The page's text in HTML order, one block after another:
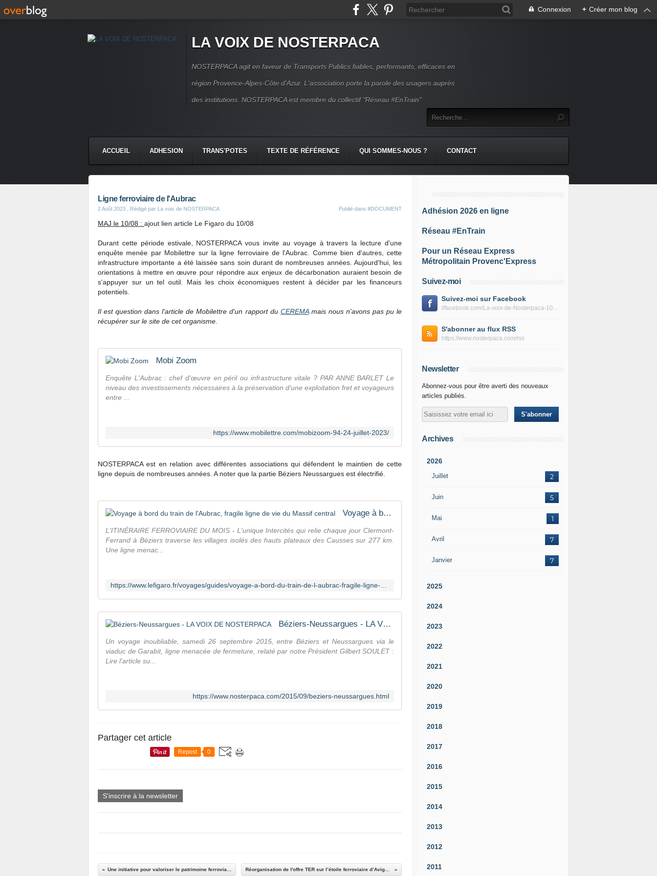
Connexion + Créer mon blog
LA VOIX DE NOSTERPACA
NOSTERPACA agit en faveur de Transports Publics fiables, performants, efficaces en
région Provence-Alpes-Côte d'Azur. L'association porte la parole des usagers auprès
des institutions. NOSTERPACA est membre du collectif "Réseau #EnTrain"
ACCUEIL ADHESION TRANS'POTES TEXTE DE RÉFÉRENCE QUI SOMMES-NOUS ? CONTACT
Ligne ferroviaire de l'Aubrac
2 Août 2023 , Rédigé par La voix de NOSTERPACA Publié dans #DOCUMENT
MAJ le 10/08 : ajout lien article Le Figaro du 10/08
Durant cette période estivale, NOSTERPACA vous invite au voyage à travers la lecture d'une
enquête menée par Mobilettre sur la ligne ferroviaire de l'Aubrac. Comme bien d'autres, cette
infrastructure importante a été laissée sans soin durant de nombreuses années. Aujourd'hui, les
orientations à mettre en œuvre pour répondre aux enjeux de décarbonation auraient besoin de
s'appuyer sur un tel outil. Mais les choix économiques restent à décider par les financeurs
potentiels.
Il est question dans l'article de Mobilettre d'un rapport du CEREMAmais nous n'avons pas pu le
récupérer sur le site de cet organisme.
Mobi Zoom
Enquête L'Aubrac : chef d'œuvre en péril ou infrastructure vitale ? PAR ANNE BARLET Le
niveau des investissements nécessaires à la préservation d'une exploitation fret et voyageurs
entre ...
https://www.mobilettre.com/mobizoom-94-24-juillet-2023/
NOSTERPACA est en relation avec différentes associations qui défendent le maintien de cette
ligne depuis de nombreuses années. A noter que la partie Béziers Neussargues est électrifié.
Voyage à bord du train de l'Aubrac, fragile ligne de vie du Massif central
L'ITINÉRAIRE FERROVIAIRE DU MOIS - L'unique Intercités qui relie chaque jour Clermont-
Ferrand à Béziers traverse les villages isolés des hauts plateaux des Causses sur 277 km.
Une ligne menac...
Béziers-Neussargues - LA VOIX DE NOSTERPACA
Un voyage inoubliable, samedi 26 septembre 2015, entre Béziers et Neussargues via le
viaduc de Garabit, ligne menacée de fermeture, relaté par notre Président Gilbert SOULET :
Lire l'article su...
https://www.nosterpaca.com/2015/09/beziers-neussargues.html
Partager cet article
Repost 0
S'inscrire à la newsletter
Adhésion 2026 en ligne
Réseau #EnTrain
Pour un Réseau Express
Métropolitain Provenc'Express
Suivez-moi
Suivez-moi sur Facebook
//facebook.com/La-voix-de-Nosterpaca-106434384284735
S'abonner au flux RSS
https://www.nosterpaca.com/rss
Newsletter
Abonnez-vous pour être averti des nouveaux
articles publiés.
Archives
2026
Juillet 2
Juin 5
Mai 1
Avril 7
Janvier 7
2025
2024
2023
2022
2021
2020
2019
2018
2017
2016
2015
2014
2013
2012
2011